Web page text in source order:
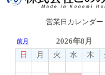
営業日カレンダー